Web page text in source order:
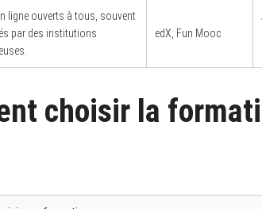
ligne ouverts à tous, souvent
par des institutions
edX, Fun Mooc
choisir la